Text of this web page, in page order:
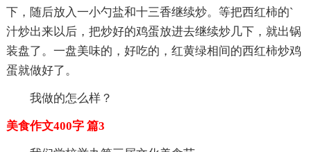
下，随后放入一小勺盐和十三香继续炒。等把西红柿的`
汁炒出来以后，把炒好的鸡蛋放进去继续炒几下，就出锅
装盘了。一盘美味的，好吃的，红黄绿相间的西红柿炒鸡
蛋就做好了。
我做的怎么样？
美食作文400字 篇3